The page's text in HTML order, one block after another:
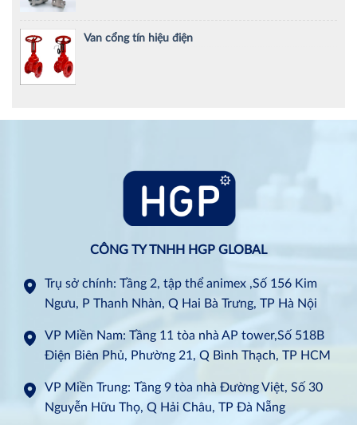
Van cổng tín hiệu điện
CÔNG TY TNHH HGP GLOBAL
Trụ sở chính: Tầng 2, tập thể animex ,Số 156 Kim
Ngưu, P Thanh Nhàn, Q Hai Bà Trưng, TP Hà Nội
VP Miền Nam: Tầng 11 tòa nhà AP tower,Số 518B
Điện Biên Phủ, Phường 21, Q Bình Thạch, TP HCM
VP Miền Trung: Tầng 9 tòa nhà Đường Việt, Số 30
Nguyễn Hữu Thọ, Q Hải Châu, TP Đà Nẵng